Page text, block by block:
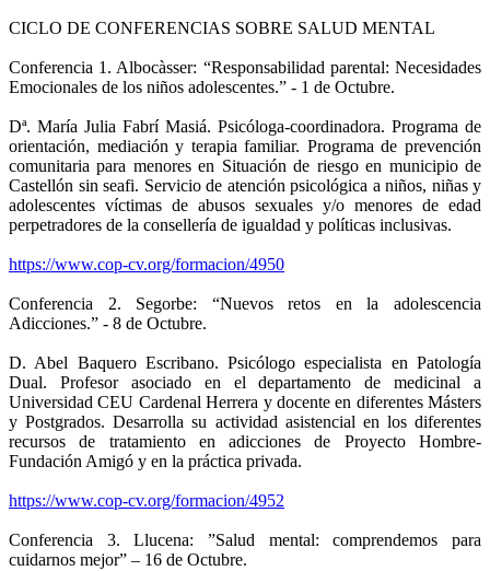
CICLO DE CONFERENCIAS SOBRE SALUD MENTAL
Conferencia 1. Albocàsser: “Responsabilidad parental: Necesidades
Emocionales de los niños adolescentes.” - 1 de Octubre.
Dª. María Julia Fabrí Masiá. Psicóloga-coordinadora. Programa de
orientación, mediación y terapia familiar. Programa de prevención
comunitaria para menores en Situación de riesgo en municipio de
Castellón sin seafi. Servicio de atención psicológica a niños, niñas y
adolescentes víctimas de abusos sexuales y/o menores de edad
perpetradores de la consellería de igualdad y políticas inclusivas.
https://www.cop-cv.org/formacion/4950
Conferencia 2. Segorbe: “Nuevos retos en la adolescencia
Adicciones.” - 8 de Octubre.
D. Abel Baquero Escribano. Psicólogo especialista en Patología
Dual. Profesor asociado en el departamento de medicinal a
Universidad CEU Cardenal Herrera y docente en diferentes Másters
y Postgrados. Desarrolla su actividad asistencial en los diferentes
recursos de tratamiento en adicciones de Proyecto Hombre-
Fundación Amigó y en la práctica privada.
https://www.cop-cv.org/formacion/4952
Conferencia 3. Llucena: ”Salud mental: comprendemos para
cuidarnos mejor” – 16 de Octubre.